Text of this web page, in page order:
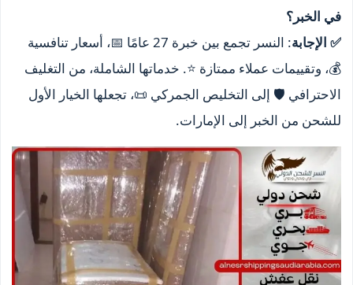
في الخبر؟
✅ الإجابة
: النسر تجمع بين خبرة 27 عامًا 📅، أسعار تنافسية
💰، وتقييمات عملاء ممتازة ⭐. خدماتها الشاملة، من التغليف
الاحترافي 🛡️ إلى التخليص الجمركي 📜، تجعلها الخيار الأول
للشحن من الخبر إلى الإمارات.